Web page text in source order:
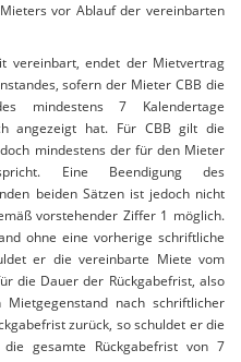
vor Ablauf der vereinbarten
vereinbart, endet der Mietvertrag
sofern der Mieter CBB die
mindestens 7 Kalendertage
angezeigt hat. Für CBB gilt die
mindestens der für den Mieter
Eine Beendigung des
beiden Sätzen ist jedoch nicht
vorstehender Ziffer 1 möglich.
ohne eine vorherige schriftliche
er die vereinbarte Miete vom
die Dauer der Rückgabefrist, also
nach schriftlicher
zurück, so schuldet er die
gesamte Rückgabefrist von 7